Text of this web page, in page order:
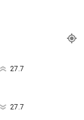
27.7
27.7